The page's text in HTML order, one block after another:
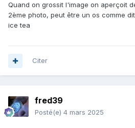
Quand on grossit l'image on aperçoit
2ème photo, peut être un os comme
ice tea
Citer
fred39
Posté(e) 4 mars 2025